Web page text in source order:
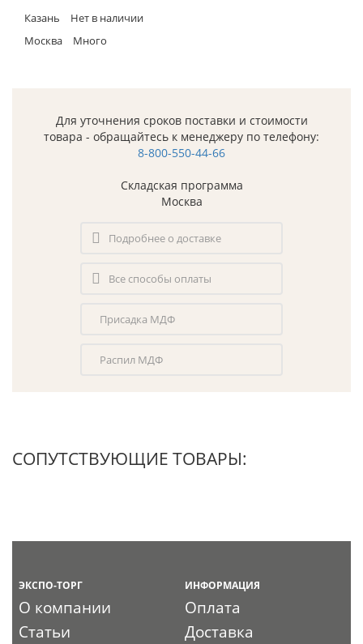
Казань
Нет в наличии
Москва
Много
Для уточнения сроков поставки и стоимости
товара - обращайтесь к менеджеру по телефону:
8-800-550-44-66
Складская программа
Москва
Подробнее о доставке
Все способы оплаты
Присадка МДФ
Распил МДФ
СОПУТСТВУЮЩИЕ ТОВАРЫ:
ЭКСПО-ТОРГ
О компании
Статьи
ИНФОРМАЦИЯ
Оплата
Доставка